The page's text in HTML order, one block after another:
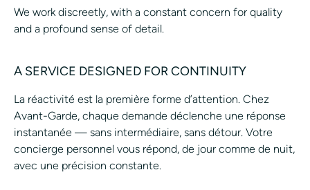
We work discreetly, with a constant concern for quality
and a profound sense of detail.
A SERVICE DESIGNED FOR CONTINUITY
La réactivité est la première forme d’attention. Chez
Avant-Garde, chaque demande déclenche une réponse
instantanée — sans intermédiaire, sans détour. Votre
concierge personnel vous répond, de jour comme de nuit,
avec une précision constante.